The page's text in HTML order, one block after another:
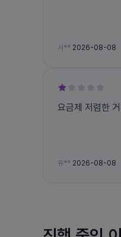
서** 2026-08-08
요금제 저
유** 2026-08-08